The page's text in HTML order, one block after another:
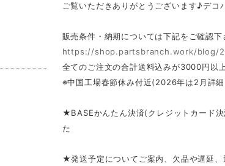
ご覧いただきありがとうございます♪デ
販売条件・納期については下記をご確認
https://shop.partsbranch.work/blog/
全てのご注文の合計送料込みが3000円以
※中国工場春節休み付近(2026年は2月詳
★BASEかんたん決済(クレジットカード
た
★発送予定についてご案内、欠品や遅延